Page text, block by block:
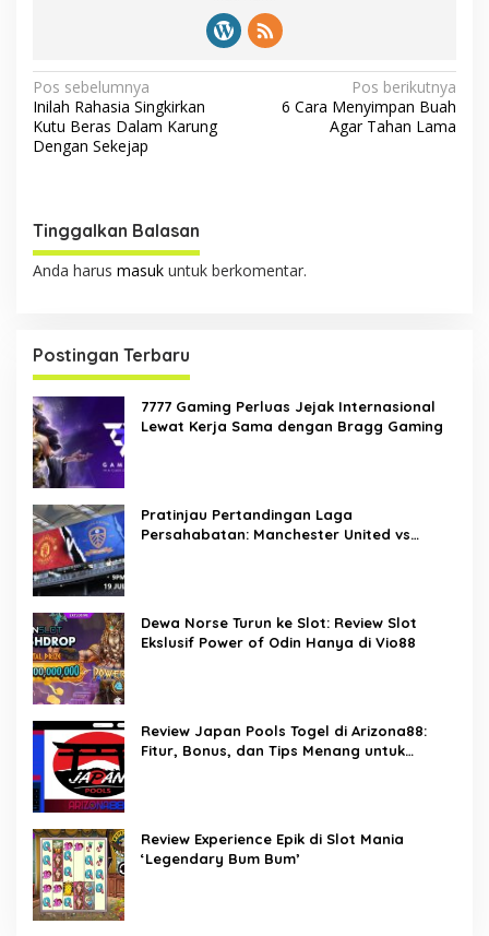
N
a
v
g
a
s
o
s
Pos sebelumnya
Inilah Rahasia Singkirkan
Kutu Beras Dalam Karung
Dengan Sekejap
Pos berikutnya
6 Cara Menyimpan Buah
Agar Tahan Lama
Tinggalkan Balasan
Anda harus masuk untuk berkomentar.
Postingan Terbaru
7777 Gaming Perluas Jejak Internasional
Lewat Kerja Sama dengan Bragg Gaming
Pratinjau Pertandingan Laga
Persahabatan: Manchester United vs
Dewa Norse Turun ke Slot: Review Slot
Ekslusif Power of Odin Hanya di Vio88
Review Japan Pools Togel di Arizona88:
Fitur, Bonus, dan Tips Menang untuk
Review Experience Epik di Slot Mania
‘Legendary Bum Bum’